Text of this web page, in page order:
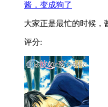
酱，变成狗了
大家正是最忙的时候，
评分: